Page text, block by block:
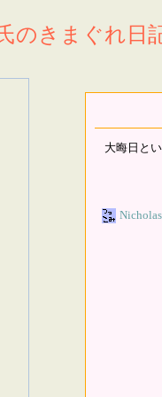
のきまぐれ日
大晦日と
Nicholas